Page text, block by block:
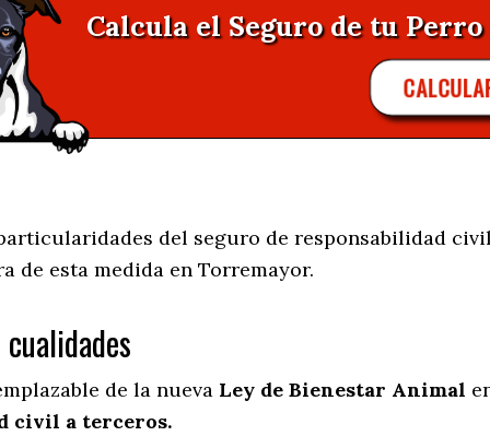
Calcula el Seguro de tu
del seguro de responsabilidad
de esta medida en Torremayor.
de la nueva Ley de Bienestar Animal
civil a terceros.